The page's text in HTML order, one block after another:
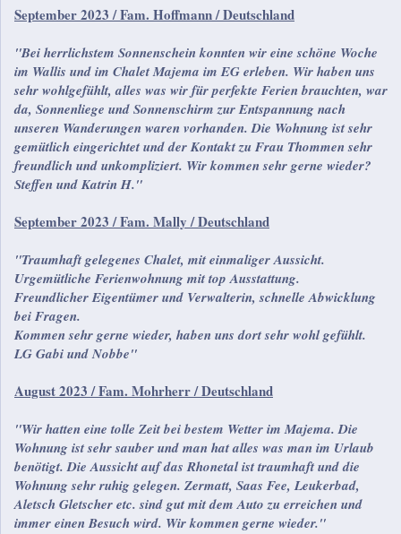
September 2023 / Fam. Hoffmann / Deutschland
"Bei herrlichstem Sonnenschein konnten wir eine schöne Woche
im Wallis und im Chalet Majema im EG erleben. Wir haben uns
sehr wohlgefühlt, alles was wir für perfekte Ferien brauchten, war
da, Sonnenliege und Sonnenschirm zur Entspannung nach
unseren Wanderungen waren vorhanden. Die Wohnung ist sehr
gemütlich eingerichtet und der Kontakt zu Frau Thommen sehr
freundlich und unkompliziert. Wir kommen sehr gerne wieder?
Steffen und Katrin H."
September 2023 / Fam. Mally / Deutschland
"Traumhaft gelegenes Chalet, mit einmaliger Aussicht.
Urgemütliche Ferienwohnung mit top Ausstattung.
Freundlicher Eigentümer und Verwalterin, schnelle Abwicklung
bei Fragen.
Kommen sehr gerne wieder, haben uns dort sehr wohl gefühlt.
LG Gabi und Nobbe"
August 2023 / Fam. Mohrherr / Deutschland
"Wir hatten eine tolle Zeit bei bestem Wetter im Majema. Die
Wohnung ist sehr sauber und man hat alles was man im Urlaub
benötigt. Die Aussicht auf das Rhonetal ist traumhaft und die
Wohnung sehr ruhig gelegen. Zermatt, Saas Fee, Leukerbad,
Aletsch Gletscher etc. sind gut mit dem Auto zu erreichen und
immer einen Besuch wird. Wir kommen gerne wieder."